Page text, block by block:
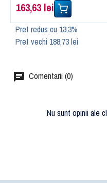
163,63 lei
Pret redus cu 13,3%
Pret vechi 188,73 lei
Comentarii (0)
Nu sunt opinii ale